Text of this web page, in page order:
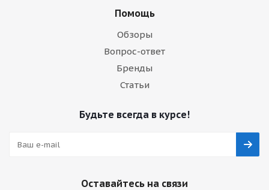
Помощь
Обзоры
Вопрос-ответ
Бренды
Статьи
Будьте всегда в курсе!
Оставайтесь на связи